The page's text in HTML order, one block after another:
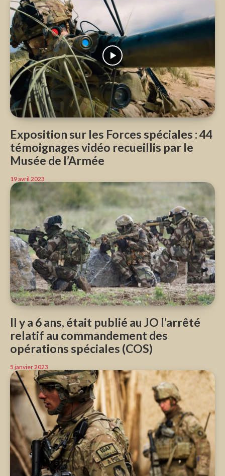
Exposition sur les Forces spéciales : 44
témoignages vidéo recueillis par le
Musée de l’Armée
19 avril 2023
Il y a 6 ans, était publié au JO l’arrêté
relatif au commandement des
opérations spéciales (COS)
5 janvier 2023